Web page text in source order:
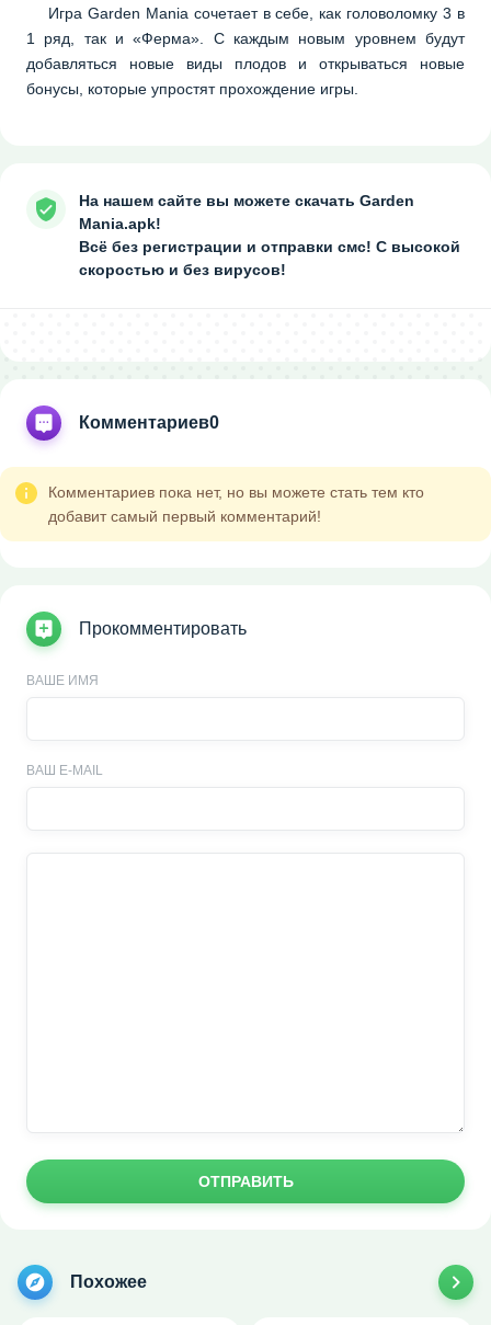
Игра Garden Mania сочетает в себе, как головоломку 3 в
1 ряд, так и «Ферма». С каждым новым уровнем будут
добавляться новые виды плодов и открываться новые
бонусы, которые упростят прохождение игры.
На нашем сайте вы можете скачать Garden
Mania.apk!
Всё без регистрации и отправки смс! С высокой
скоростью и без вирусов!
Комментариев0
Комментариев пока нет, но вы можете стать тем кто
добавит самый первый комментарий!
Прокомментировать
ВАШЕ ИМЯ
ВАШ E-MAIL
ОТПРАВИТЬ
Похожее